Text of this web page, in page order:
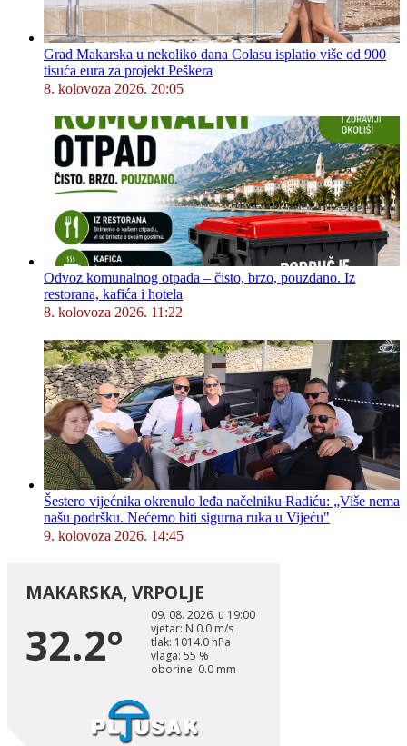
Grad Makarska u nekoliko dana Colasu isplatio više od 900
tisuća eura za projekt Peškera
8. kolovoza 2026. 20:05
Odvoz komunalnog otpada – čisto, brzo, pouzdano. Iz
restorana, kafića i hotela
8. kolovoza 2026. 11:22
Šestero vijećnika okrenulo leđa načelniku Radiću: „Više nema
našu podršku. Nećemo biti sigurna ruka u Vijeću"
9. kolovoza 2026. 14:45